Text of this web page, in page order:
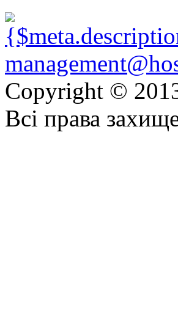
Copyright ©
Всі права